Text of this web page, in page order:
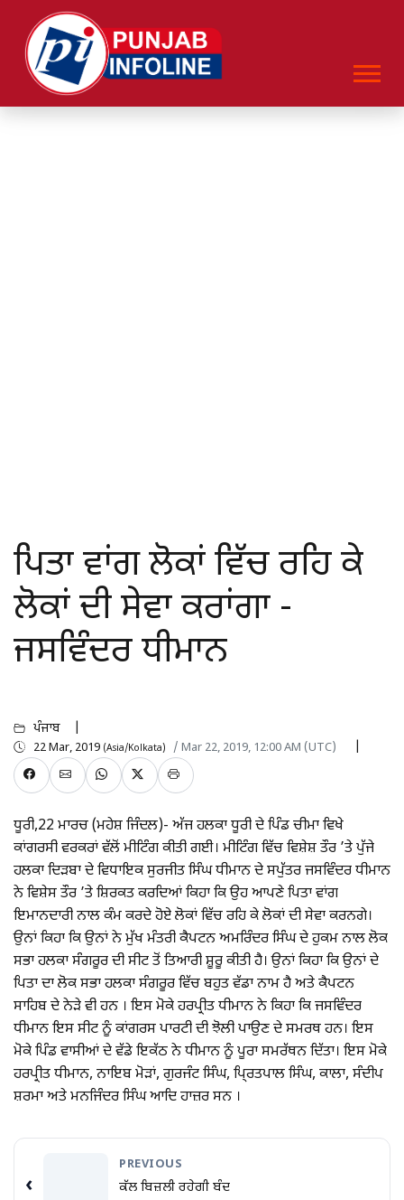
ਪਿਤਾ ਵਾਂਗ ਲੋਕਾਂ ਵਿੱਚ ਰਹਿ ਕੇ
ਲੋਕਾਂ ਦੀ ਸੇਵਾ ਕਰਾਂਗਾ -
ਜਸਵਿੰਦਰ ਧੀਮਾਨ
ਪੰਜਾਬ
22 Mar, 2019 (Asia/Kolkata) / Mar 22, 2019, 12:00 AM (UTC)
ਧੂਰੀ,22 ਮਾਰਚ (ਮਹੇਸ਼ ਜਿੰਦਲ)- ਅੱਜ ਹਲਕਾ ਧੂਰੀ ਦੇ ਪਿੰਡ ਚੀਮਾ ਵਿਖੇ
ਕਾਂਗਰਸੀ ਵਰਕਰਾਂ ਵੱਲੋਂ ਮੀਟਿੰਗ ਕੀਤੀ ਗਈ। ਮੀਟਿੰਗ ਵਿੱਚ ਵਿਸ਼ੇਸ਼ ਤੌਰ ’ਤੇ ਪੁੱਜੇ
ਹਲਕਾ ਦਿੜਬਾ ਦੇ ਵਿਧਾਇਕ ਸੁਰਜੀਤ ਸਿੰਘ ਧੀਮਾਨ ਦੇ ਸਪੁੱਤਰ ਜਸਵਿੰਦਰ ਧੀਮਾਨ
ਨੇ ਵਿਸ਼ੇਸ ਤੌਰ ’ਤੇ ਸ਼ਿਰਕਤ ਕਰਦਿਆਂ ਕਿਹਾ ਕਿ ਉਹ ਆਪਣੇ ਪਿਤਾ ਵਾਂਗ
ਇਮਾਨਦਾਰੀ ਨਾਲ ਕੰਮ ਕਰਦੇ ਹੋਏ ਲੋਕਾਂ ਵਿੱਚ ਰਹਿ ਕੇ ਲੋਕਾਂ ਦੀ ਸੇਵਾ ਕਰਨਗੇ।
ਉਨਾਂ ਕਿਹਾ ਕਿ ਉਨਾਂ ਨੇ ਮੁੱਖ ਮੰਤਰੀ ਕੈਪਟਨ ਅਮਰਿੰਦਰ ਸਿੰਘ ਦੇ ਹੁਕਮ ਨਾਲ ਲੋਕ
ਸਭਾ ਹਲਕਾ ਸੰਗਰੂਰ ਦੀ ਸੀਟ ਤੋਂ ਤਿਆਰੀ ਸ਼ੂਰੂ ਕੀਤੀ ਹੈ। ਉਨਾਂ ਕਿਹਾ ਕਿ ਉਨਾਂ ਦੇ
ਪਿਤਾ ਦਾ ਲੋਕ ਸਭਾ ਹਲਕਾ ਸੰਗਰੂਰ ਵਿੱਚ ਬਹੁਤ ਵੱਡਾ ਨਾਮ ਹੈ ਅਤੇ ਕੈਪਟਨ
ਸਾਹਿਬ ਦੇ ਨੇੜੇ ਵੀ ਹਨ । ਇਸ ਮੋਕੇ ਹਰਪ੍ਰੀਤ ਧੀਮਾਨ ਨੇ ਕਿਹਾ ਕਿ ਜਸਵਿੰਦਰ
ਧੀਮਾਨ ਇਸ ਸੀਟ ਨੂੰ ਕਾਂਗਰਸ ਪਾਰਟੀ ਦੀ ਝੋਲੀ ਪਾਉਣ ਦੇ ਸਮਰਥ ਹਨ। ਇਸ
ਮੋਕੇ ਪਿੰਡ ਵਾਸੀਆਂ ਦੇ ਵੱਡੇ ਇਕੱਠ ਨੇ ਧੀਮਾਨ ਨੂੰ ਪੂਰਾ ਸਮਰੱਥਨ ਦਿੱਤਾ। ਇਸ ਮੋਕੇ
ਹਰਪ੍ਰੀਤ ਧੀਮਾਨ, ਨਾਇਬ ਮੋੜਾਂ, ਗੁਰਜੰਟ ਸਿੰਘ, ਪਿ੍ਰਤਪਾਲ ਸਿੰਘ, ਕਾਲਾ, ਸੰਦੀਪ
ਸ਼ਰਮਾ ਅਤੇ ਮਨਜਿੰਦਰ ਸਿੰਘ ਆਦਿ ਹਾਜ਼ਰ ਸਨ ।
‹
PREVIOUS
ਕੱਲ ਬਿਜ਼ਲੀ ਰਹੇਗੀ ਬੰਦ